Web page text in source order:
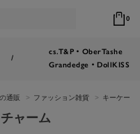
0
/
cs.T&P・OberTashe
Grandedge・DollKISS
通販 ファッション雑貨 キーケース
ャーム